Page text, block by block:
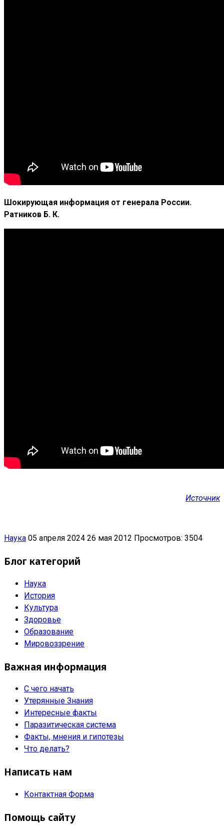
Шокирующая информация от генерала России.
Ратников Б. К.
Источник
Наука 05 апреля 2024 26 мая 2012 Просмотров: 3504
Блог категорий
Наука
История
Культура
Здоровье
Образование
Мировоззрение
Важная информация
С чего начать
Утерянные Знания
Интересные факты
Паразитическая система
Факты, мнения и гипотезы
Что делать?
Написать нам
Контактная Форма
Помощь сайту